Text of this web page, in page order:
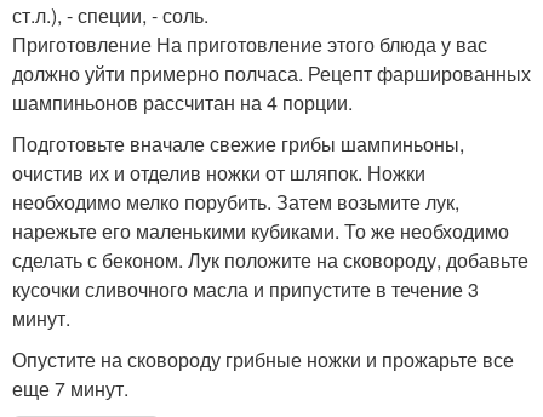
ст.л.), - специи, - соль.
Приготовление На приготовление этого блюда у вас
должно уйти примерно полчаса. Рецепт фаршированных
шампиньонов рассчитан на 4 порции.
Подготовьте вначале свежие грибы шампиньоны,
очистив их и отделив ножки от шляпок. Ножки
необходимо мелко порубить. Затем возьмите лук,
нарежьте его маленькими кубиками. То же необходимо
сделать с беконом. Лук положите на сковороду, добавьте
кусочки сливочного масла и припустите в течение 3
минут.
Опустите на сковороду грибные ножки и прожарьте все
еще 7 минут.